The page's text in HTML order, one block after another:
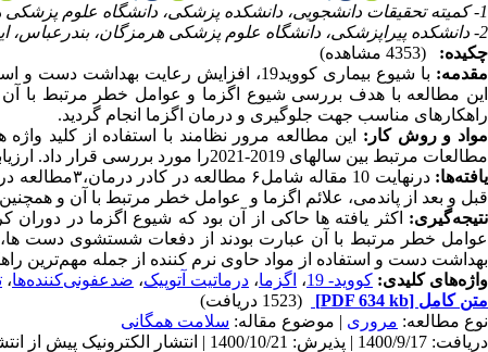
1- کمیته تحقیقات دانشجویی، دانشکده پزشکی، دانشگاه علوم پزشکی هرمزگان، بندرعباس، ایران
2- دانشکده پیراپزشکی، دانشگاه علوم پزشکی هرمزگان، بندرعباس، ایران
چکیده:
(4353 مشاهده)
مقدمه:
با شیوع بیماری کووید19، افزایش رعایت
راهکارهای مناسب جهت جلوگیری و درمان اگزما انجام گردید.
مواد و روش کار: این مطالعه مرور نظامند با استفاده از کلید واژه
مطالعات مرتبط بین سالهای 2019-2021را مورد بررسی قرار داد. ارزیابی مقالات با چک لیست
یافته‌ها: درنهایت 10 مقاله شامل ۶ مطالعه در کادر درمان،۳مطالعه
قبل و بعد از پاندمی، علائم اگزما و عوامل خطر مرتبط با آن و
نتیجه‌گیری: اکثر یافته ها حاکی از آن بود که شیوع اگزما در
عوامل خطر مرتبط با آن عبارت بودند از دفعات شستشوی دست
بهداشت دست و استفاده از مواد حاوی نرم کننده از جمله مهم‌ترین
واژه‌های کلیدی: کووید- 19 ، اگزما، درماتیت آتوپیک، ضدعفونی‌کننده‌ها،
متن کامل [PDF 634 kb]
(1523 دریافت)
نوع مطالعه: مروری | موضوع مقاله: سلامت همگانی
دریافت: 1400/9/17 | پذیرش: 1400/10/21 | انتشار الکترونیک پیش از انتشار نهایی: 1400/11/3 | انتشار: 1400/12/14